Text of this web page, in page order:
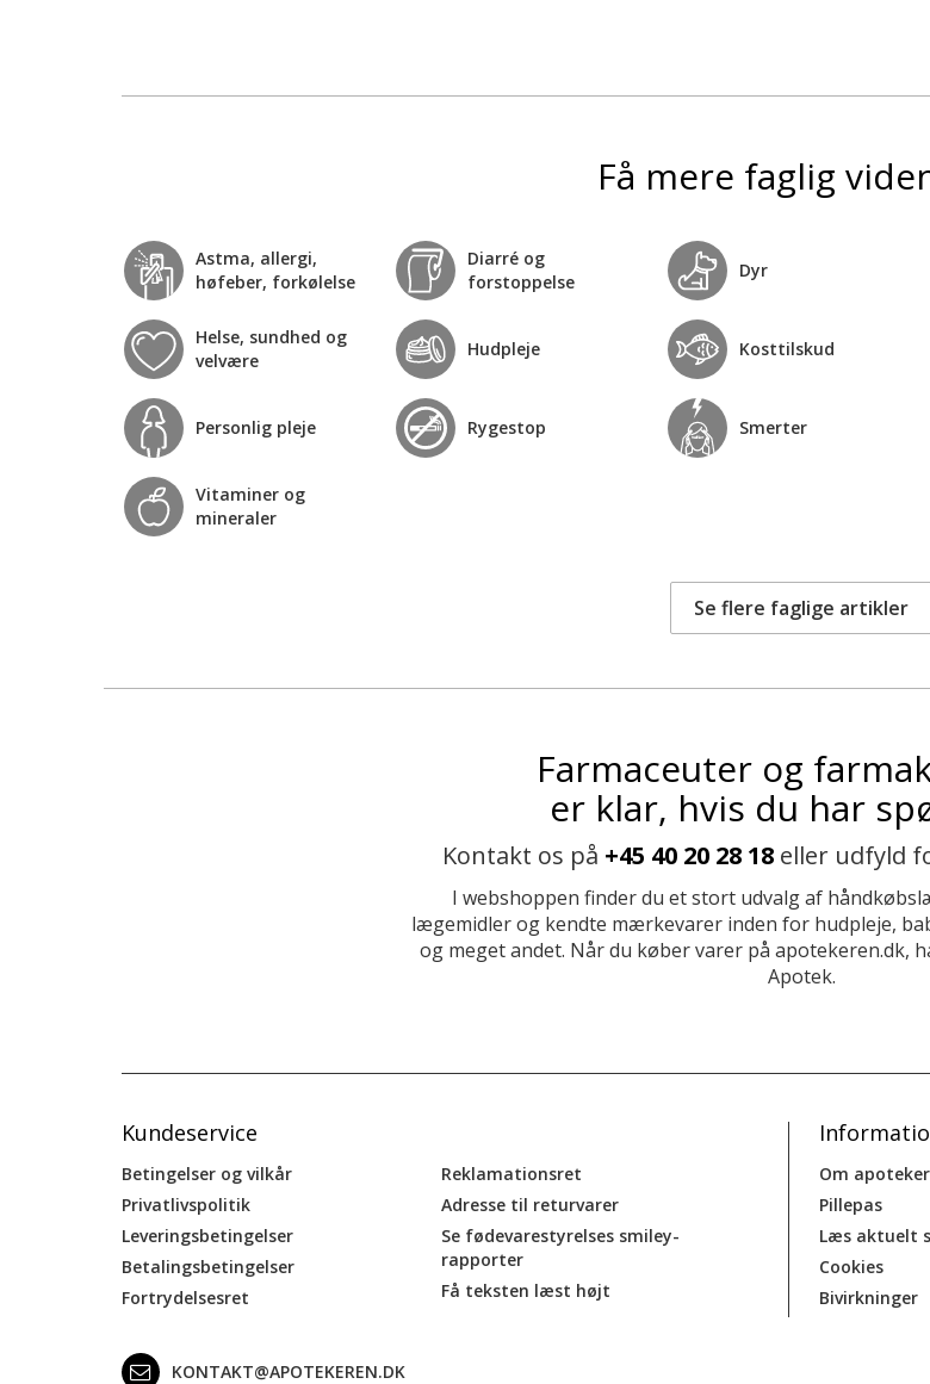
Få mere faglig
Astma, allergi,
høfeber, forkølelse
Diarré og
forstoppelse
Dyr
Helse, sundhed og
velvære
Hudpleje Kosttilskud
Personlig pleje Rygestop Smerter
Vitaminer og
mineraler
Se flere faglige artikler
Farmaceuter og
er klar, hvis du har
Kontakt os på +45 40 20 28 18 eller udfyld
I webshoppen finder du et stort udvalg af
lægemidler og kendte mærkevarer inden for hudpleje,
og meget andet. Når du køber varer på apotekeren.dk,
Apotek.
Kundeservice
Betingelser og vilkår
Privatlivspolitik
Leveringsbetingelser
Betalingsbetingelser
Fortrydelsesret
Reklamationsret
Adresse til returvarer
Se fødevarestyrelses smiley-
rapporter
Få teksten læst højt
Om
Pillepas
Læs aktuelt
Cookies
Bivirkninger
KONTAKT@APOTEKEREN.DK